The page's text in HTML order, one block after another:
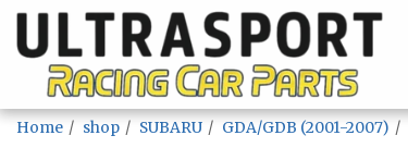
Home shop SUBARU GDA/GDB (2001-2007)